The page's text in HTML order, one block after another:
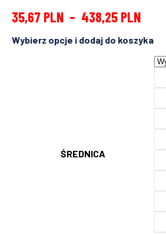
35,67 PLN – 438,25 PLN
ŚREDNICA